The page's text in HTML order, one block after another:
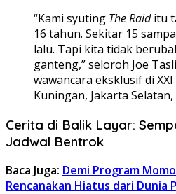
“Kami syuting The Raiditu
16 tahun. Sekitar 15
lalu. Tapi kita tidak
ganteng,” seloroh Joe
wawancara eksklusif di
Kuningan, Jakarta
Cerita di Balik Layar:
Jadwal Bentrok
Baca Juga: Demi Program
Rencanakan Hiatus dari Dunia